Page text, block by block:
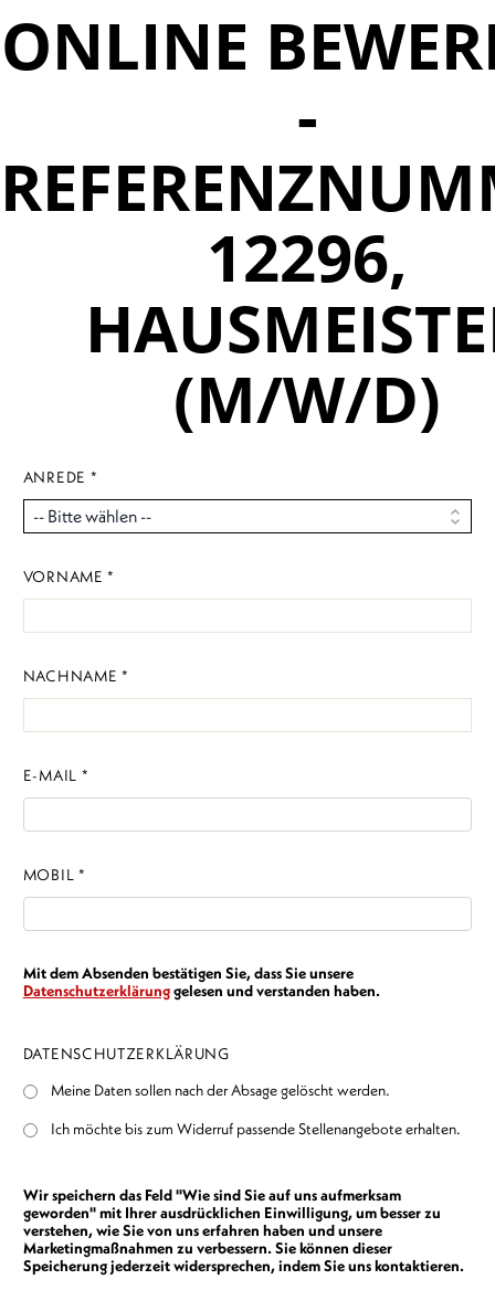
ONLINE
-
12296,
(M/W/D)
ANREDE *
VORNAME *
NACHNAME *
E-MAIL *
MOBIL *
Mit dem Absenden bestätigen Sie, dass Sie unsere
Datenschutzerklärunggelesen und verstanden haben.
DATENSCHUTZERKLÄRUNG
Meine Daten sollen nach der Absage gelöscht werden.
Ich möchte bis zum Widerruf passende Stellenangebote erhalten.
Wir speichern das Feld "Wie sind Sie auf uns aufmerksam
geworden" mit Ihrer ausdrücklichen Einwilligung, um besser zu
verstehen, wie Sie von uns erfahren haben und unsere
Marketingmaßnahmen zu verbessern. Sie können dieser
Speicherung jederzeit widersprechen, indem Sie uns kontaktieren.